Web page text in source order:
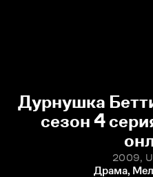
Дурнушка
сезон 4
2009,
Драма,